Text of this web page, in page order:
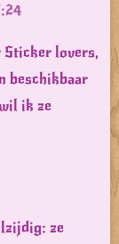
Sticker lovers,
beschikbaar
ik ze
ze